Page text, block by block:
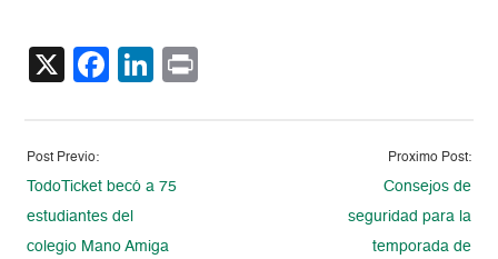
X Facebook
LinkedIn
Post Previo:
TodoTicket becó a 75
estudiantes del
colegio Mano Amiga
Proximo Post:
Consejos de
seguridad para la
temporada de